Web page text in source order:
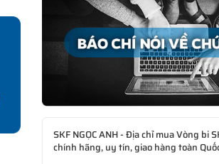
SKF NGỌC ANH - Địa chỉ mua Vòng bi
chính hãng, uy tín, giao hàng toàn